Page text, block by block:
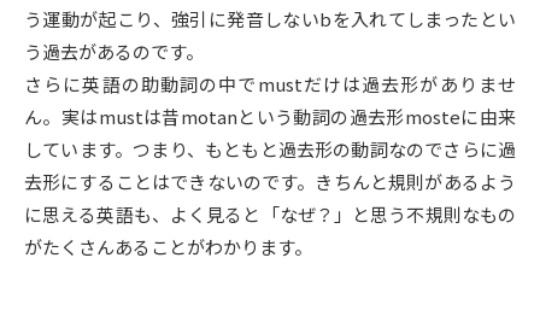
オープンキャンパス検索
来場型・Web型イベント特集 夢ナビライブ
受験準備 資料検索
う運動が起こり、強引に発音しないbを入れてしまったとい
う過去があるのです。
さらに英語の助動詞の中でmustだけは過去形がありませ
ん。実はmustは昔motanという動詞の過去形mosteに由来
しています。つまり、もともと過去形の動詞なのでさらに過
去形にすることはできないのです。きちんと規則があるよう
に思える英語も、よく見ると「なぜ？」と思う不規則なもの
がたくさんあることがわかります。